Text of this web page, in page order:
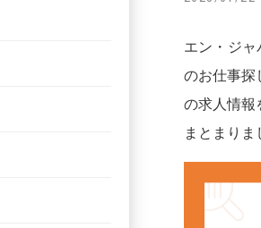
エン・ジ
のお仕事探
の求人情報
まとまり